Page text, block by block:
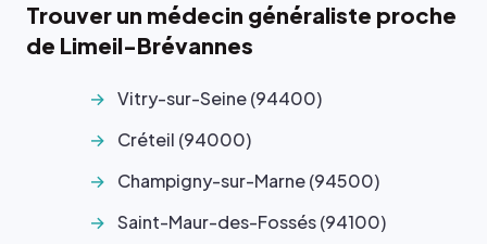
Trouver un médecin généraliste proche
de Limeil-Brévannes
Vitry-sur-Seine (94400)
Créteil (94000)
Champigny-sur-Marne (94500)
Saint-Maur-des-Fossés (94100)